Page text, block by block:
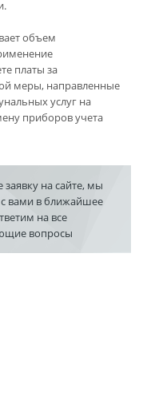
объем
платы за
меры, направленные
услуг на
приборов учета
на сайте, мы
вами в ближайшее
на все
вопросы